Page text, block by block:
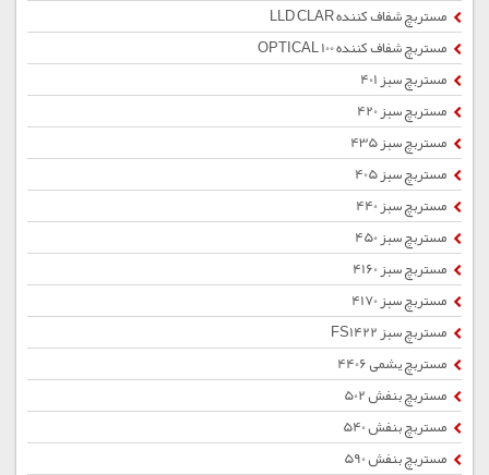
مستربچ شفاف کننده LLD CLAR
مستربچ شفاف کننده OPTICAL 100
مستربچ سبز 401
مستربچ سبز 420
مستربچ سبز 435
مستربچ سبز 405
مستربچ سبز 440
مستربچ سبز 450
مستربچ سبز 4160
مستربچ سبز 4170
مستربچ سبز FS1422
مستربچ یشمی 4406
مستربچ بنفش 502
مستربچ بنفش 540
مستربچ بنفش 590